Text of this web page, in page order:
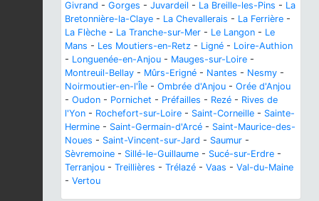
Givrand - Gorges - Juvardeil - La Breille-les-Pins - La
Bretonnière-la-Claye - La Chevallerais - La Ferrière -
La Flèche - La Tranche-sur-Mer - Le Langon - Le
Mans - Les Moutiers-en-Retz - Ligné - Loire-Authion
- Longuenée-en-Anjou - Mauges-sur-Loire -
Montreuil-Bellay - Mûrs-Erigné - Nantes - Nesmy -
Noirmoutier-en-l'Île - Ombrée d'Anjou - Orée d'Anjou
- Oudon - Pornichet - Préfailles - Rezé - Rives de
l'Yon - Rochefort-sur-Loire - Saint-Corneille - Sainte-
Hermine - Saint-Germain-d'Arcé - Saint-Maurice-des-
Noues - Saint-Vincent-sur-Jard - Saumur -
Sèvremoine - Sillé-le-Guillaume - Sucé-sur-Erdre -
Terranjou - Treillières - Trélazé - Vaas - Val-du-Maine
- Vertou